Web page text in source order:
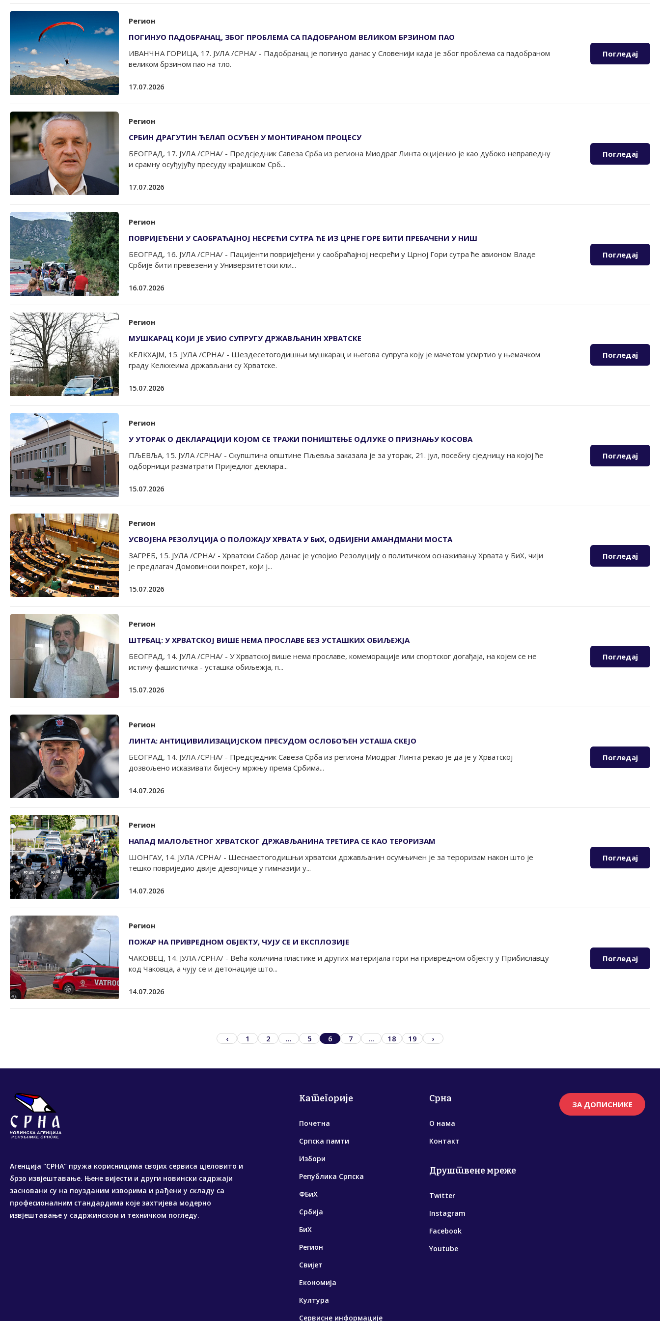
Регион
ПОГИНУО ПАДОБРАНАЦ, ЗБОГ ПРОБЛЕМА СА ПАДОБРАНОМ ВЕЛИКОМ БРЗИНОМ ПАО
ИВАНЧНА ГОРИЦА, 17. ЈУЛА /СРНА/ - Падобранац је погинуо данас у Словенији када је због проблема са падобраном
великом брзином пао на тло.
17.07.2026
Погледај
Регион
СРБИН ДРАГУТИН ЋЕЛАП ОСУЂЕН У МОНТИРАНОМ ПРОЦЕСУ
БЕОГРАД, 17. ЈУЛА /СРНА/ - Предсједник Савеза Срба из региона Миодраг Линта оцијенио је као дубоко неправедну
и срамну осуђујућу пресуду крајишком Срб...
17.07.2026
Погледај
Регион
ПОВРИЈЕЂЕНИ У САОБРАЋАЈНОЈ НЕСРЕЋИ СУТРА ЋЕ ИЗ ЦРНЕ ГОРЕ БИТИ ПРЕБАЧЕНИ У НИШ
БЕОГРАД, 16. ЈУЛА /СРНА/ - Пацијенти повријеђени у саобраћајној несрећи у Црној Гори сутра ће авионом Владе
Србије бити превезени у Универзитетски кли...
16.07.2026
Погледај
Регион
МУШКАРАЦ КОЈИ ЈЕ УБИО СУПРУГУ ДРЖАВЉАНИН ХРВАТСКЕ
КЕЛКХАЈМ, 15. ЈУЛА /СРНА/ - Шездесетогодишњи мушкарац и његова супруга коју је мачетом усмртио у њемачком
граду Келкхеима држављани су Хрватске.
15.07.2026
Погледај
Регион
У УТОРАК О ДЕКЛАРАЦИЈИ КОЈОМ СЕ ТРАЖИ ПОНИШТЕЊЕ ОДЛУКЕ О ПРИЗНАЊУ КОСОВА
ПЉЕВЉА, 15. ЈУЛА /СРНА/ - Скупштина општине Пљевља заказала је за уторак, 21. јул, посебну сједницу на којој ће
одборници разматрати Приједлог деклара...
15.07.2026
Погледај
Регион
УСВОЈЕНА РЕЗОЛУЦИЈА О ПОЛОЖАЈУ ХРВАТА У БиХ, ОДБИЈЕНИ АМАНДМАНИ МОСТА
ЗАГРЕБ, 15. ЈУЛА /СРНА/ - Хрватски Сабор данас је усвојио Резолуцију о политичком оснаживању Хрвата у БиХ, чији
је предлагач Домовински покрет, који ј...
15.07.2026
Погледај
Регион
ШТРБАЦ: У ХРВАТСКОЈ ВИШЕ НЕМА ПРОСЛАВЕ БЕЗ УСТАШКИХ ОБИЉЕЖЈА
БЕОГРАД, 14. ЈУЛА /СРНА/ - У Хрватској више нема прославе, комеморације или спортског догађаја, на којем се не
истичу фашистичка - усташка обиљежја, п...
15.07.2026
Погледај
Регион
ЛИНТА: АНТИЦИВИЛИЗАЦИЈСКОМ ПРЕСУДОМ ОСЛОБОЂЕН УСТАША СКЕЈО
БЕОГРАД, 14. ЈУЛА /СРНА/ - Предсједник Савеза Срба из региона Миодраг Линта рекао је да је у Хрватској
дозвољено исказивати бијесну мржњу према Србима...
14.07.2026
Погледај
Регион
НАПАД МАЛОЉЕТНОГ ХРВАТСКОГ ДРЖАВЉАНИНА ТРЕТИРА СЕ КАО ТЕРОРИЗАМ
ШОНГАУ, 14. ЈУЛА /СРНА/ - Шеснаестогодишњи хрватски држављанин осумњичен је за тероризам након што је
тешко повриједио двије дјевојчице у гимназији у...
14.07.2026
Погледај
Регион
ПОЖАР НА ПРИВРЕДНОМ ОБЈЕКТУ, ЧУЈУ СЕ И ЕКСПЛОЗИЈЕ
ЧАКОВЕЦ, 14. ЈУЛА /СРНА/ - Већа количина пластике и других материјала гори на привредном објекту у Прибиславцу
код Чаковца, а чују се и детонације што...
14.07.2026
Погледај
‹ 1 2 ... 5 6 7 ... 18 19 ›
Агенција "СРНА" пружа корисницима својих сервиса цјеловито и
брзо извјештавање. Њене вијести и други новински садржаји
засновани су на поузданим изворима и рађени у складу са
професионалним стандардима које захтијева модерно
извјештавање у садржинском и техничком погледу.
Категорије
Почетна
Српска памти
Избори
Република Српска
ФБиХ
Србија
БиХ
Регион
Свијет
Економија
Култура
Сервисне информације
Срна
О нама
Контакт
Друштвене мреже
Twitter
Instagram
Facebook
Youtube
ЗА ДОПИСНИКЕ